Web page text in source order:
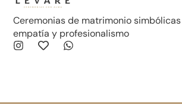
Ceremonias de matrimonio
empatía y profesionalismo